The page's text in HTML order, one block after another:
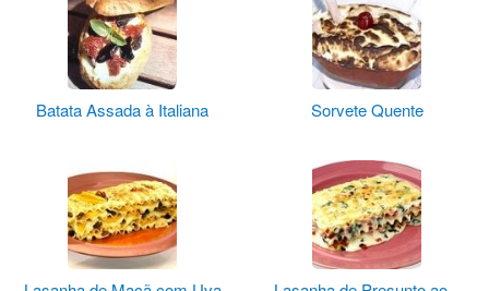
Batata Assada à Italiana Sorvete Quente